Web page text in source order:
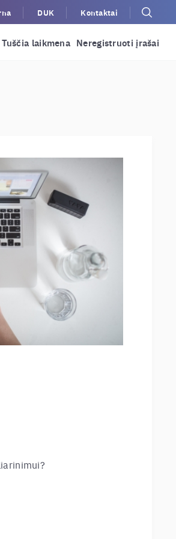
DUK Kontaktai
Tuščia laikmena Neregistruoti įrašai